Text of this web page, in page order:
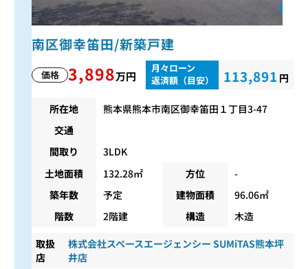
南区御幸笛田/新築戸建
価格 3,898万円
月々ローン
返済額（目安）
113,891 円
所在地
熊本県熊本市南区御幸笛田１丁目3-47
交通
間取り
3LDK
土地面積
132.28㎡ 方位
-
築年数
予定 建物面積
96.06㎡
階数
2階建 構造 木造
取扱
店
株式会社スペースエージェンシー SUMiTAS熊本坪
井店